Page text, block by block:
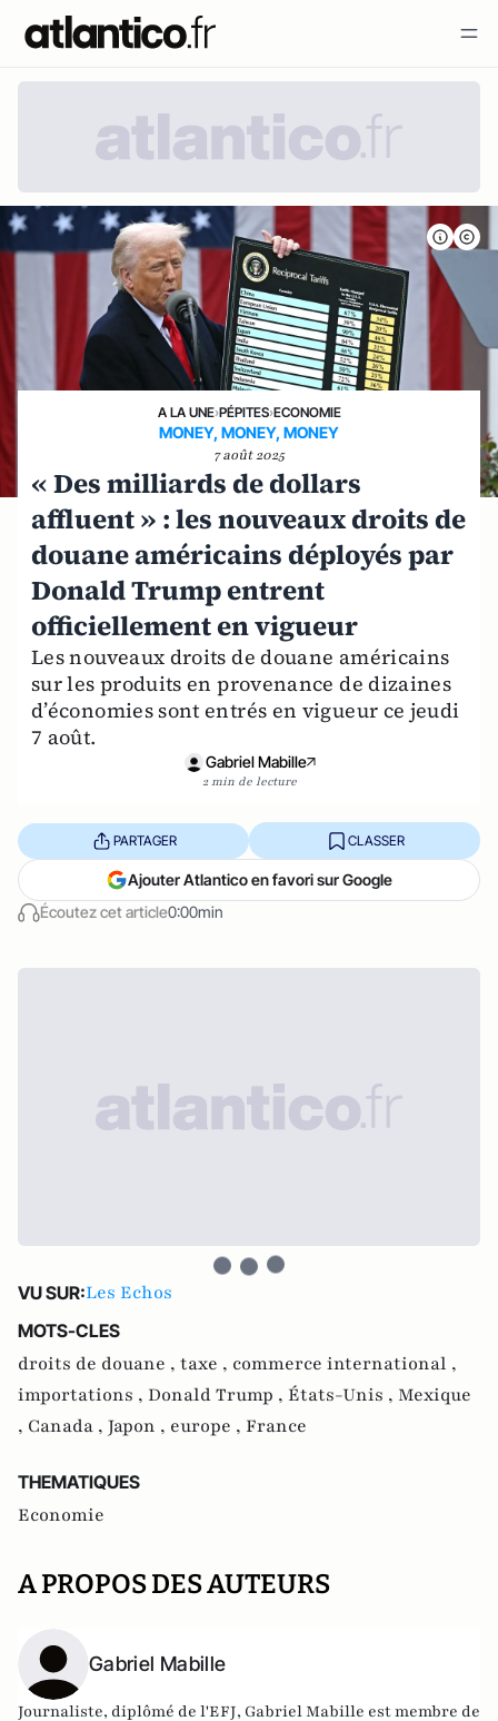
A LA UNE›PÉPITES›ECONOMIE
MONEY, MONEY, MONEY
7 août 2025
« Des milliards de dollars
affluent » : les nouveaux droits de
douane américains déployés par
Donald Trump entrent
officiellement en vigueur
Les nouveaux droits de douane américains
sur les produits en provenance de dizaines
d’économies sont entrés en vigueur ce jeudi
7 août.
Gabriel Mabille
2 min de lecture
Écoutez cet article0:00min
PARTAGER CLASSER
Ajouter Atlantico en favori sur Google
VU SUR:Les Echos
MOTS-CLES
droits de douane , taxe , commerce international ,
importations , Donald Trump , États-Unis , Mexique
, Canada , Japon , europe , France
THEMATIQUES
Economie
A PROPOS DES AUTEURS
Gabriel Mabille
Journaliste, diplômé de l'EFJ, Gabriel Mabille est membre de